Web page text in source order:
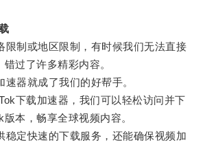
制或地区限制，有时候我们无法直接
过了许多精彩内容。
器就成了我们的好帮手。
下载加速器，我们可以轻松访问并下
本，畅享全球视频内容。
定快速的下载服务，还能确保视频加